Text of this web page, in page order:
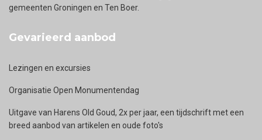
gemeenten Groningen en Ten Boer.
Gevarieerd aanbod
Lezingen en excursies
Organisatie Open Monumentendag
Uitgave van Harens Old Goud, 2x per jaar, een tijdschrift met een
breed aanbod van artikelen en oude foto's